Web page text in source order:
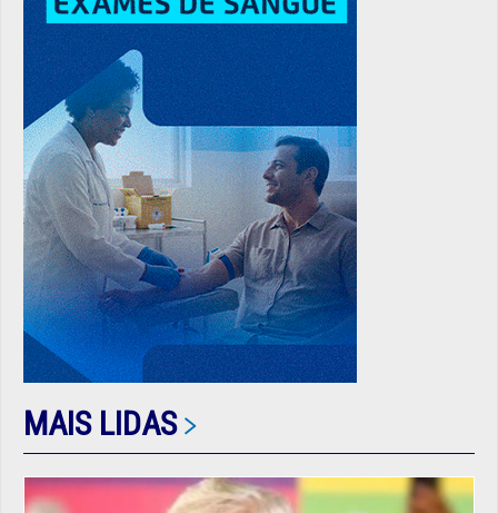
MAIS LIDAS